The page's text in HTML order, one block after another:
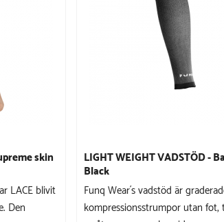
skin
LACE blivit
Den
LIGHT WEIGHT VADSTÖD -
Black
Funq Wear´s vadstöd är
kompressionsstrumpor utan fot,